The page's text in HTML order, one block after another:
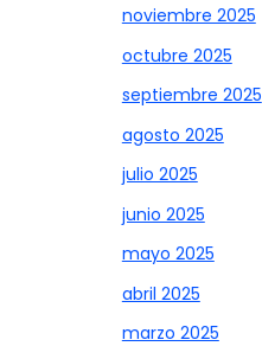
noviembre 2025
octubre 2025
septiembre 2025
agosto 2025
julio 2025
junio 2025
mayo 2025
abril 2025
marzo 2025